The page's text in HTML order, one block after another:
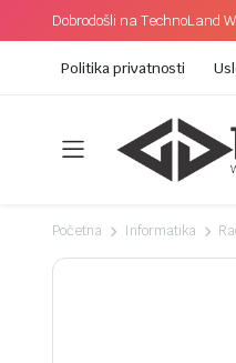
Dobrodošli na TechnoLand
Politika privatnosti
Početna Informatika